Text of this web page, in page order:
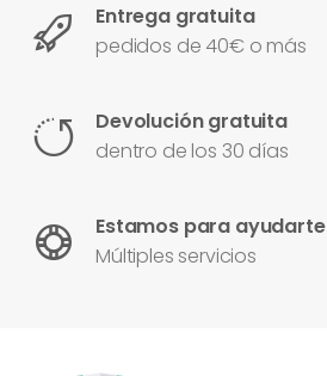
Entrega gratuita
pedidos de 40€ o más
Devolución gratuita
dentro de los 30 días
Estamos para ayudarte
Múltiples servicios